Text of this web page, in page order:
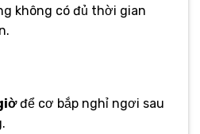
không có đủ thời gian
để cơ bắp nghỉ ngơi sau